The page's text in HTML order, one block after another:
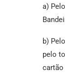
a)
b)
pelo
cartão